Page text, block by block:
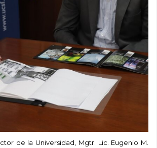
de la Universidad, Mgtr. Lic. Eugenio M.